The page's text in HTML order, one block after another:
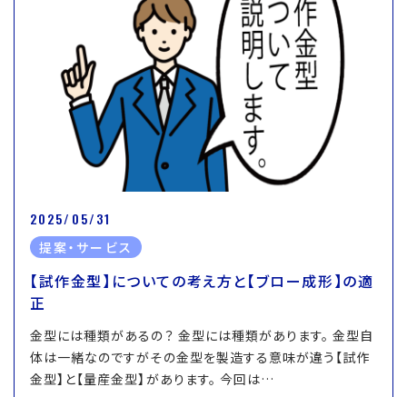
2025/05/31
提案・サービス
【試作金型】についての考え方と【ブロー成形】の適
正
金型には種類があるの？ 金型には種類があります。 金型自
体は一緒なのですがその金型を製造する意味が違う【試作
金型】と【量産金型】があります。 今回は…